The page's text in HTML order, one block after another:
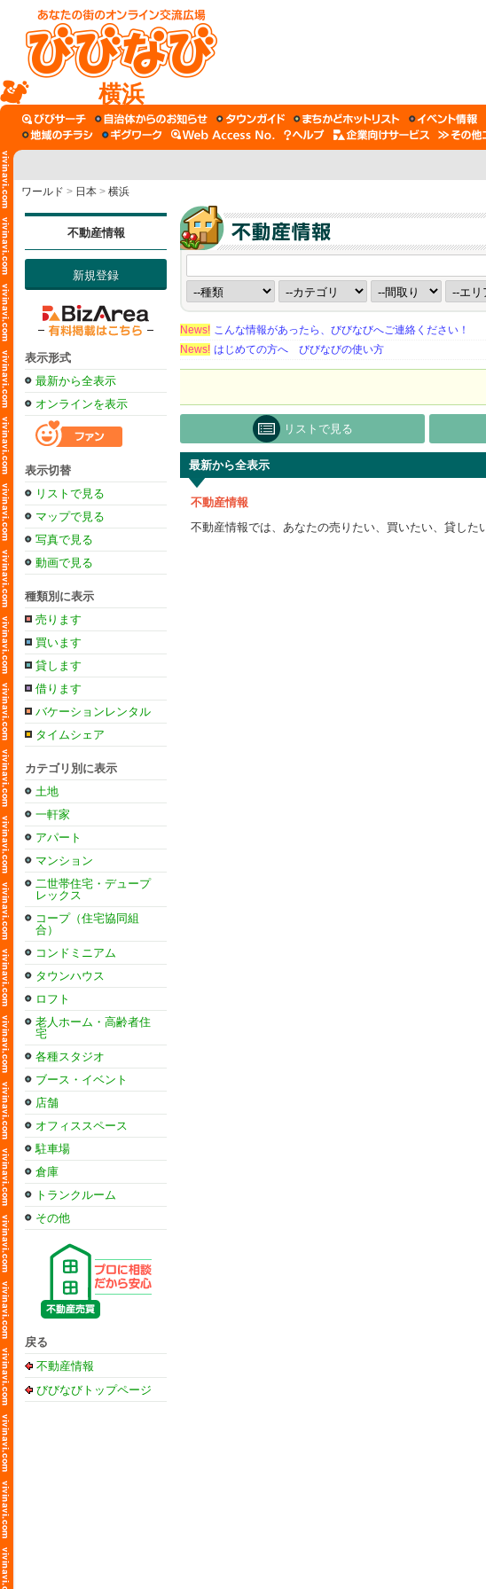
横浜
ワールド > 日本 > 横浜
不動産情報
新規登録
表示形式
最新から全表示
オンラインを表示
表示切替
リストで見る
マップで見る
写真で見る
動画で見る
種類別に表示
売ります
買います
貸します
借ります
バケーションレンタル
タイムシェア
カテゴリ別に表示
土地
一軒家
アパート
マンション
二世帯住宅・デュープ
レックス
コープ（住宅協同組
合）
コンドミニアム
タウンハウス
ロフト
老人ホーム・高齢者住
宅
各種スタジオ
ブース・イベント
店舗
オフィススペース
駐車場
倉庫
トランクルーム
その他
戻る
不動産情報
びびなびトップページ
News! こんな情報があったら、びびなびへご連絡ください！
News! はじめての方へ びびなびの使い方
リストで見る
最新から全表示
不動産情報
不動産情報では、あなたの売りたい、買いたい、貸した